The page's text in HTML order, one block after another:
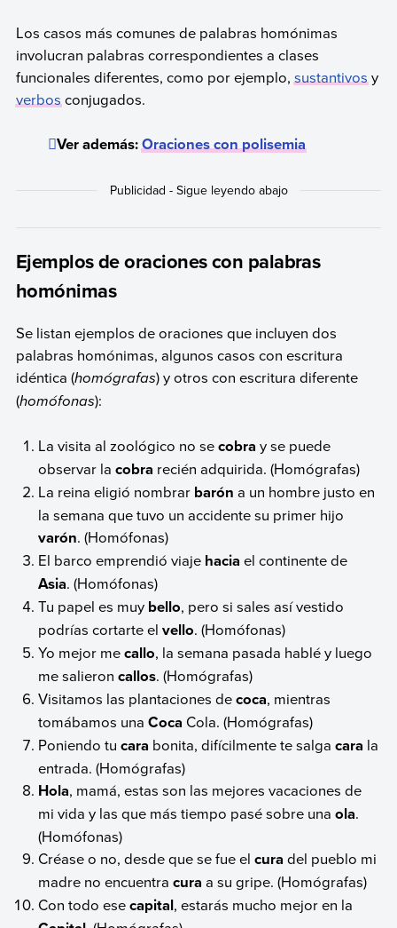
Los casos más comunes de palabras homónimas
involucran palabras correspondientes a clases
funcionales diferentes, como por ejemplo,sustantivosy
verbosconjugados.
Ver además:Oraciones con polisemia
Ejemplos de oraciones con palabras
homónimas
Se listan ejemplos de oraciones que incluyen dos
palabras homónimas, algunos casos con escritura
idéntica (homógrafas) y otros con escritura diferente
(homófonas):
La visita al zoológico no secobra y se puede
observar lacobra recién adquirida. (Homógrafas)
La reina eligió nombrar baróna un hombre justo en
la semana que tuvo un accidente su primer hijo
varón. (Homófonas)
El barco emprendió viaje haciael continente de
Asia. (Homófonas)
Tu papel es muy bello, pero si sales así vestido
podrías cortarte elvello. (Homófonas)
Yo mejor mecallo, la semana pasada hablé y luego
me salieroncallos. (Homógrafas)
Visitamos las plantaciones decoca, mientras
tomábamos unaCoca Cola. (Homógrafas)
Poniendo tucara bonita, difícilmente te salgacara la
entrada. (Homógrafas)
Hola, mamá, estas son las mejores vacaciones de
mi vida y las que más tiempo pasé sobre unaola.
(Homófonas)
Créase o no, desde que se fue elcura del pueblo mi
madre no encuentracura a su gripe. (Homógrafas)
Con todo esecapital, estarás mucho mejor en la